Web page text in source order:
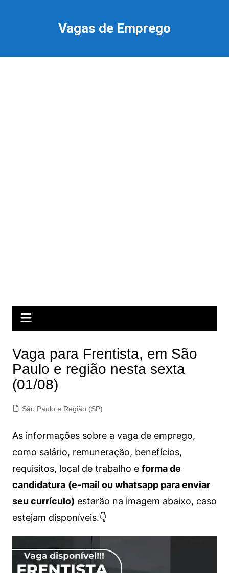
Vagas de Emprego
Vaga para Frentista, em São
Paulo e região nesta sexta
(01/08)
São Paulo e Região (SP)
As informações sobre a vaga de emprego,
como salário, remuneração, benefícios,
requisitos, local de trabalho e forma de
candidatura (e-mail ou whatsapp para enviar
seu currículo) estarão na imagem abaixo, caso
estejam disponíveis.👇